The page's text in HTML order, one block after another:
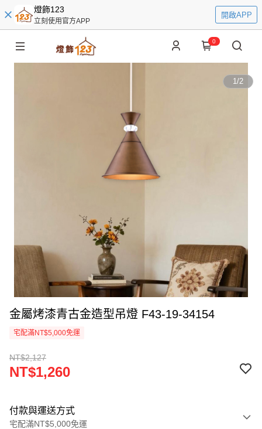
燈飾123
立刻使用官方APP
開啟APP
0
1/2
金屬烤漆青古金造型吊燈 F43-19-34154
宅配滿NT$5,000免運
NT$2,127
NT$1,260
付款與運送方式
宅配滿NT$5,000免運